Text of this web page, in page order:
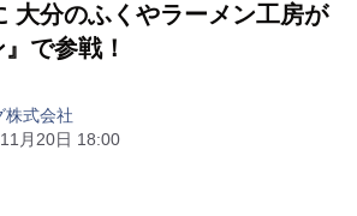
大分のふくやラーメン工房が
で参戦！
株式会社
月20日 18:00